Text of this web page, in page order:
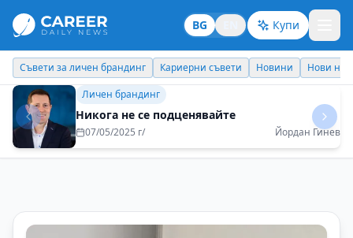
BG Купи
Кариерни съвети Новини Нови назначения Днес празнува
Бизнес брандинг
Постоянното развитие на компанията е
чудесен мотиватор за служителите й
08/05/2025 г/ Пламен Димитров - Coface Bulgaria